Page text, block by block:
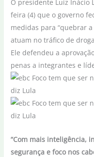
O presidente Luiz Inácio
feira (4) que o governo
medidas para “quebrar
atuam no tráfico de
Ele defendeu a
penas a integrantes e
“Com mais inteligência,
segurança e foco nos